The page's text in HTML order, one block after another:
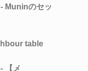
table